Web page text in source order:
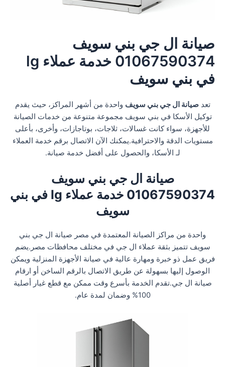
صيانة ال جي بني سويف
01067590374 خدمة عملاء lg
في بني سويف
تعدصيانة ال جي بني سويف واحدة من أشهر المراكز، حيث يقدم
توكيل الأسكا في بني سويف مجموعة متنوعة من خدمات الصيانة
للأجهزة، سواء كانت غسالات، ثلاجات، بوتاجازات، وأخرى، بأعلى
مستويات الدقة والاحترافية.يمكنك الآن الاتصال برقم خدمة العملاء
لـ الأسكا، والحصول على أفضل خدمة صيانة.
صيانة ال جي بني سويف
01067590374 خدمة عملاء lg في بني
سويف
واحدة من مراكز الصيانة المعتمدة في مصر صيانة ال جي بني
سويف تتميز بثقة عملاء ال جي في مختلف محافظات مصر.يضم
فريق عمل ذو خبرة ومهارة عالية في صيانة الأجهزة المنزلية ويمكن
الوصول إليها بسهولة عن طريق الاتصال بالرقم الساخن أو ارقام
صيانة ال جي.تقدم الخدمة بأسرع وقت ممكن مع قطع غيار أصلية
100% وضمان لمدة عام.